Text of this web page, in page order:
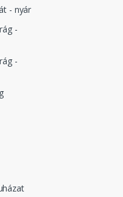
- nyár
-
-